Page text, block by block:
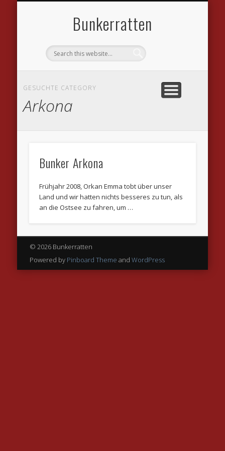
Bunkerratten
GESUCHTE CATEGORY
Arkona
Bunker Arkona
Frühjahr 2008, Orkan Emma tobt über unser
Land und wir hatten nichts besseres zu tun, als
an die Ostsee zu fahren, um …
© 2026 Bunkerratten
Powered by Pinboard Theme and WordPress